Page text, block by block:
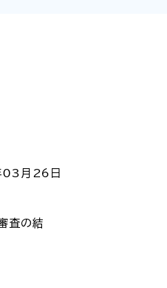
月26日
査の結